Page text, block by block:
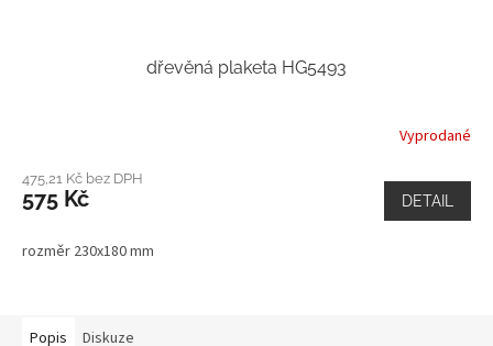
dřevěná plaketa HG5493
Vyprodané
475,21 Kč bez DPH
575 Kč DETAIL
rozměr 230x180 mm
Popis Diskuze